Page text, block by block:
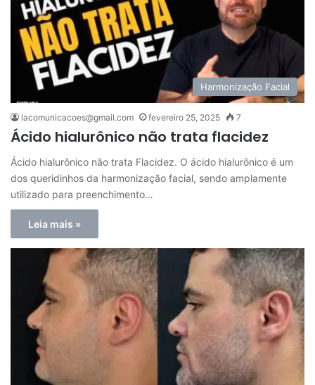
Harmonização Facial
lacomunicacoes@gmail.com fevereiro 25, 2025 7
Ácido hialurônico não trata flacidez
Ácido hialurônico não trata Flacidez. O ácido hialurônico é um
dos queridinhos da harmonização facial, sendo amplamente
utilizado para preenchimento…
Leia mais »